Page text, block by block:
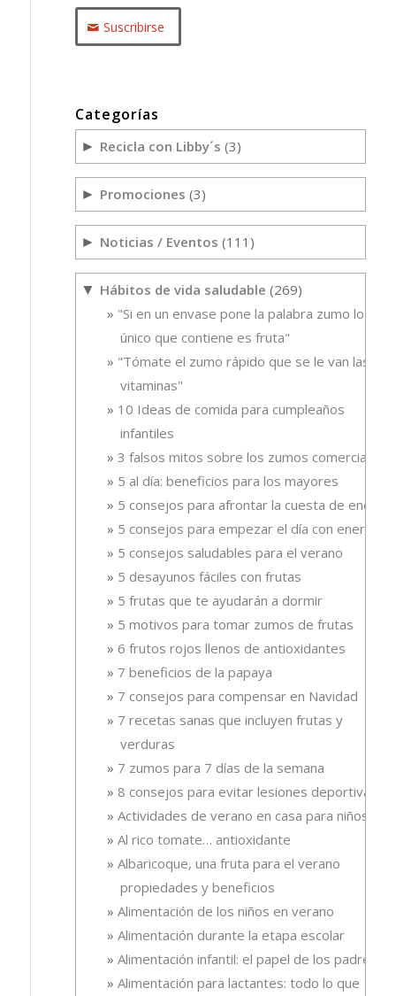
Suscribirse
Categorías
► Recicla con Libby´s (3)
► Promociones (3)
► Noticias / Eventos (111)
▼ Hábitos de vida saludable (269)
"Si en un envase pone la palabra zumo lo
único que contiene es fruta"
"Tómate el zumo rápido que se le van las
vitaminas"
10 Ideas de comida para cumpleaños
infantiles
3 falsos mitos sobre los zumos comerciales
5 al día: beneficios para los mayores
5 consejos para afrontar la cuesta de enero
5 consejos para empezar el día con energía
5 consejos saludables para el verano
5 desayunos fáciles con frutas
5 frutas que te ayudarán a dormir
5 motivos para tomar zumos de frutas
6 frutos rojos llenos de antioxidantes
7 beneficios de la papaya
7 consejos para compensar en Navidad
7 recetas sanas que incluyen frutas y
verduras
7 zumos para 7 días de la semana
8 consejos para evitar lesiones deportivas
Actividades de verano en casa para niños
Al rico tomate… antioxidante
Albaricoque, una fruta para el verano
propiedades y beneficios
Alimentación de los niños en verano
Alimentación durante la etapa escolar
Alimentación infantil: el papel de los padres
Alimentación para lactantes: todo lo que